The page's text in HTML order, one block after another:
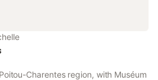
Charentes region, with Muséum